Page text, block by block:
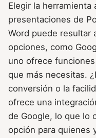
Elegir la herramienta
presentaciones de
Word puede resultar
opciones, como
uno ofrece
que más necesitas.
conversión o la
ofrece una
de Google, lo que lo
opción para quienes